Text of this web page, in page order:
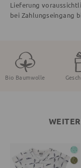
Lieferung
bei Zahlungseingang
Bio Baumwolle